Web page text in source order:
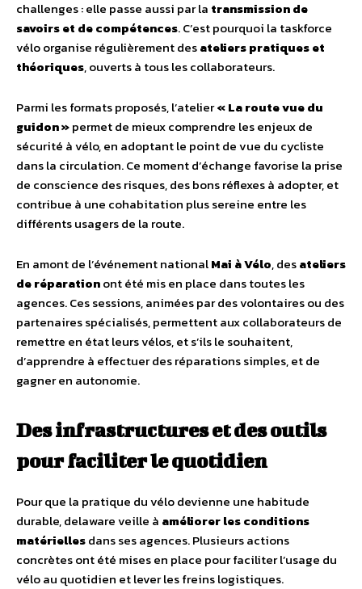
challenges : elle passe aussi par la transmission de
savoirs et de compétences. C’est pourquoi la taskforce
vélo organise régulièrement desateliers pratiques et
théoriques, ouverts à tous les collaborateurs.
Parmi les formats proposés, l’atelier« La route vue du
guidon »permet de mieux comprendre les enjeux de
sécurité à vélo, en adoptant le point de vue du cycliste
dans la circulation. Ce moment d’échange favorise la prise
de conscience des risques, des bons réflexes à adopter, et
contribue à une cohabitation plus sereine entre les
différents usagers de la route.
En amont de l’événement nationalMai à Vélo, desateliers
de réparationont été mis en place dans toutes les
agences. Ces sessions, animées par des volontaires ou des
partenaires spécialisés, permettent aux collaborateurs de
remettre en état leurs vélos, et s’ils le souhaitent,
d’apprendre à effectuer des réparations simples, et de
gagner en autonomie.
Des infrastructures et des outils
pour faciliter le quotidien
Pour que la pratique du vélo devienne une habitude
durable, delaware veille à améliorer les conditions
matériellesdans ses agences. Plusieurs actions
concrètes ont été mises en place pour faciliter l’usage du
vélo au quotidien et lever les freins logistiques.